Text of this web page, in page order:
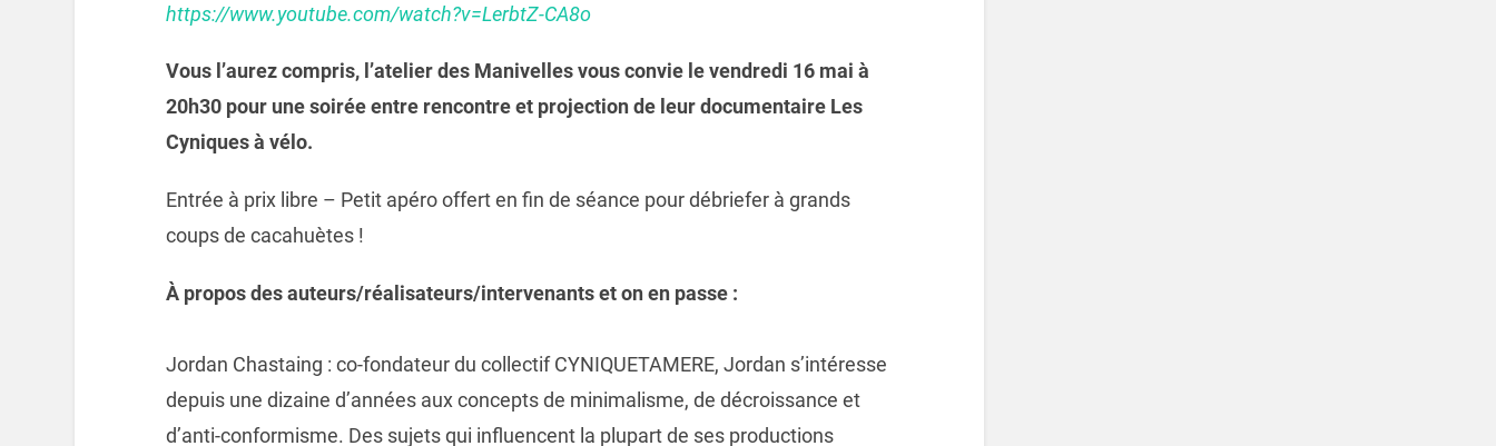
https://www.youtube.com/watch?v=LerbtZ-CA8o
Vous l’aurez compris, l’atelier des Manivelles vous convie le vendredi 16 mai à
20h30 pour une soirée entre rencontre et projection de leur documentaire Les
Cyniques à vélo.
Entrée à prix libre – Petit apéro offert en fin de séance pour débriefer à grands
coups de cacahuètes !
À propos des auteurs/réalisateurs/intervenants et on en passe :
Jordan Chastaing : co-fondateur du collectif CYNIQUETAMERE, Jordan s’intéresse
depuis une dizaine d’années aux concepts de minimalisme, de décroissance et
d’anti-conformisme. Des sujets qui influencent la plupart de ses productions